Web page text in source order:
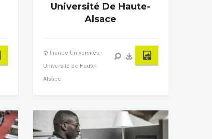
Université De Haute-
Alsace
© France Universités -
Université de Haute-
Alsace